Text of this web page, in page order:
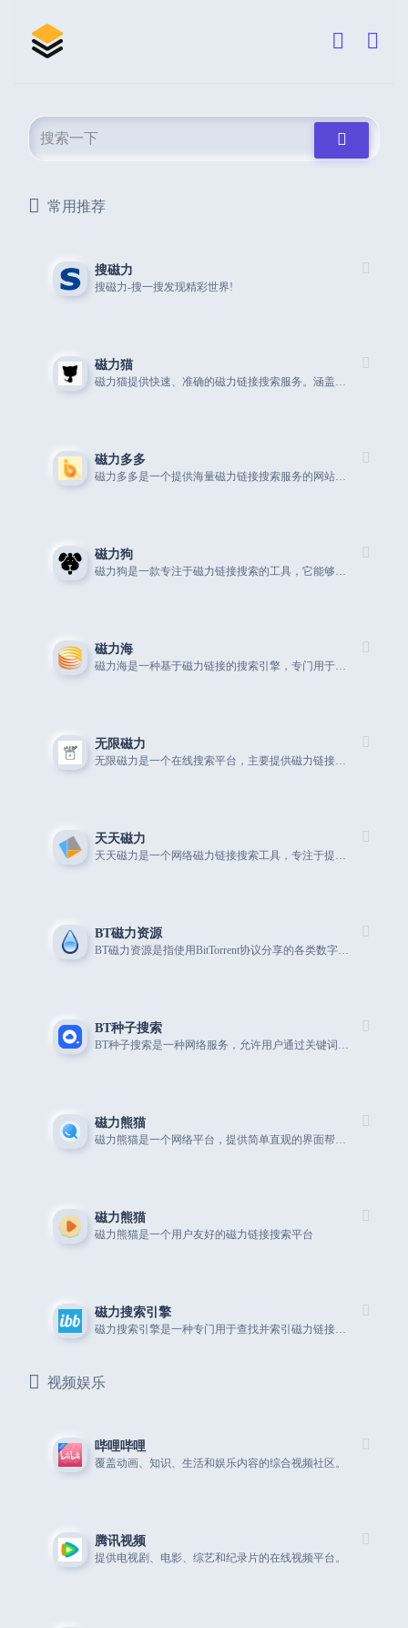
常用推荐
搜磁力
搜磁力-搜一搜发现精彩世界!
磁力猫
磁力猫提供快速、准确的磁力链接搜索服务。涵盖广泛的资源
磁力多多
磁力多多是一个提供海量磁力链接搜索服务的网站，用户可以通过关键词搜索到电影
磁力狗
磁力狗是一款专注于磁力链接搜索的工具，它能够让用户快速地找到网络上的torrent文件。
磁力海
磁力海是一种基于磁力链接的搜索引擎，专门用于寻找和检索网络上分享的torrent文件。
无限磁力
无限磁力是一个在线搜索平台，主要提供磁力链接和Torrent文件的搜索服务
天天磁力
天天磁力是一个网络磁力链接搜索工具，专注于提供每日更新的电影
BT磁力资源
BT磁力资源是指使用BitTorrent协议分享的各类数字内容，如电影、音乐、软
BT种子搜索
BT种子搜索是一种网络服务，允许用户通过关键词搜索和下载BT种子文件
磁力熊猫
磁力熊猫是一个网络平台，提供简单直观的界面帮助用户搜索和下载电影、
磁力熊猫
磁力熊猫是一个用户友好的磁力链接搜索平台
磁力搜索引擎
磁力搜索引擎是一种专门用于查找并索引磁力链接的网络搜索工具
视频娱乐
哔哩哔哩
覆盖动画、知识、生活和娱乐内容的综合视频社区。
腾讯视频
提供电视剧、电影、综艺和纪录片的在线视频平台。